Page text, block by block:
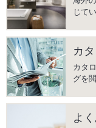
じて
カ
カタ
グを
よ